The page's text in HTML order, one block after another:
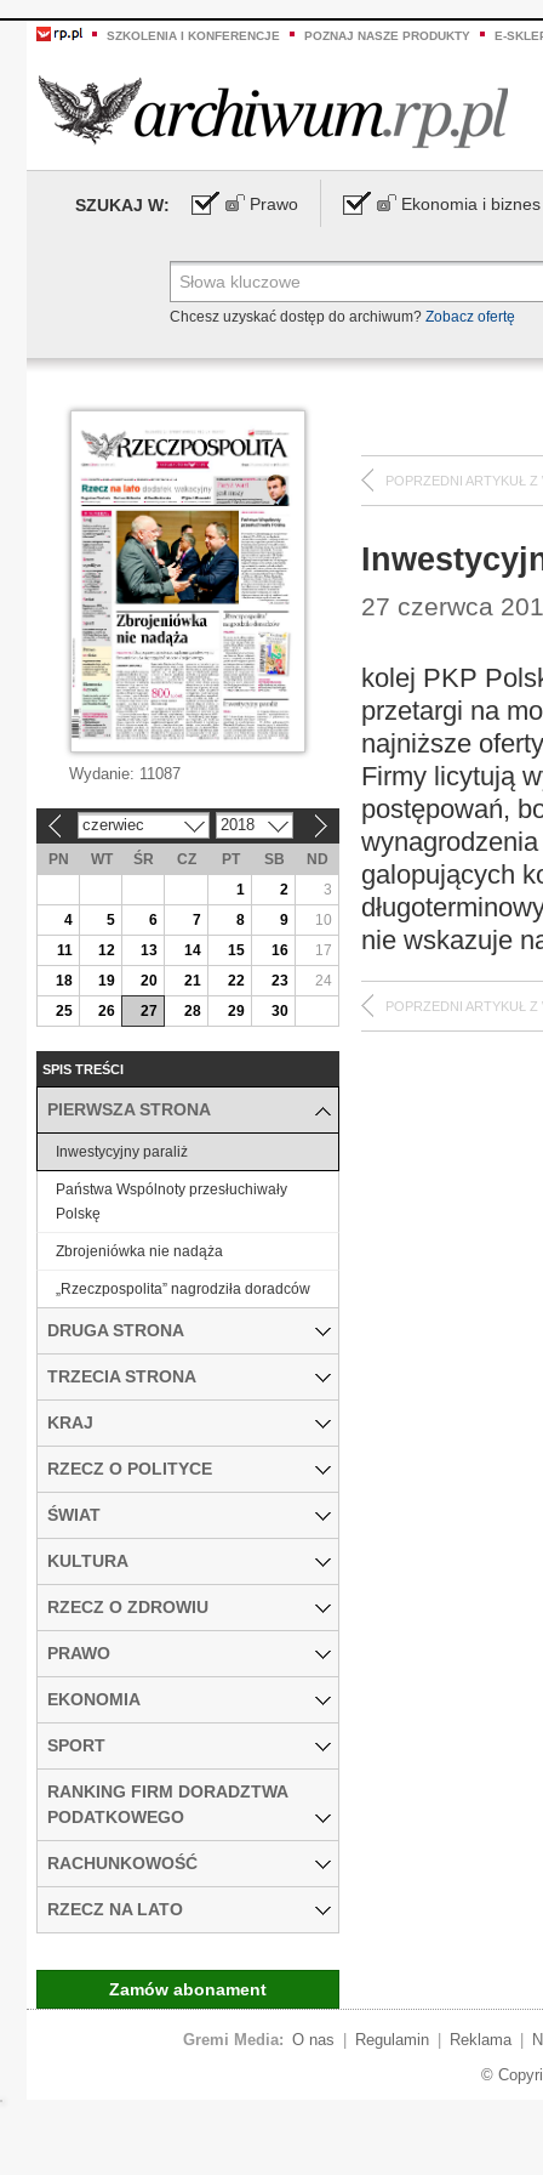
SZKOLENIA I KONFERENCJE POZNAJ NASZE PRODUKTY E-
SZUKAJ W: Prawo Ekonomia i biznes
Chcesz uzyskać dostęp do archiwum? Zobacz ofertę
POPRZEDNI ARTYKUŁ Z
27 czerwca
kolej PKP
przetargi na
najniższe
Firmy licytują
postępowań,
galopujących
nie wskazuje
POPRZEDNI ARTYKUŁ Z
Wydanie: 11087
czerwiec 2018
PN WT ŚR CZ PT SB
ND
1
2
3
4
5 6 7 8 9
10
11
12 13 14 15 16
17
18
19 20 21 22 23
24
25
26 27 28 29 30
SPIS TREŚCI
PIERWSZA STRONA
Inwestycyjny paraliż
Państwa Wspólnoty przesłuchiwały
Polskę
Zbrojeniówka nie nadąża
„Rzeczpospolita” nagrodziła doradców
DRUGA STRONA
TRZECIA STRONA
KRAJ
RZECZ O POLITYCE
ŚWIAT
KULTURA
RZECZ O ZDROWIU
PRAWO
EKONOMIA
SPORT
RANKING FIRM DORADZTWA
PODATKOWEGO
RACHUNKOWOŚĆ
RZECZ NA LATO
Zamów abonament
Gremi Media: O nas Regulamin Reklama
©